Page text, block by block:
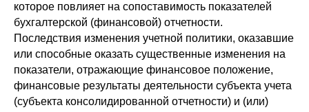
которое повлияет на сопоставимость показателей
бухгалтерской (финансовой) отчетности.
Последствия изменения учетной политики, оказавшие
или способные оказать существенные изменения на
показатели, отражающие финансовое положение,
финансовые результаты деятельности субъекта учета
(субъекта консолидированной отчетности) и (или)